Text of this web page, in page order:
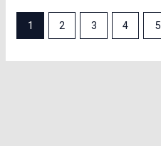
1 2 3 4 5